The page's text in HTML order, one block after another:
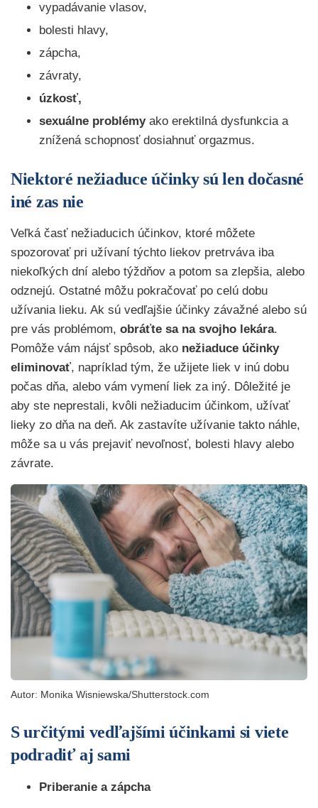
vypadávanie vlasov,
bolesti hlavy,
zápcha,
závraty,
úzkosť,
sexuálne problémyako erektilná dysfunkcia a
znížená schopnosť dosiahnuť orgazmus.
Niektoré nežiaduce účinky sú len dočasné
iné zas nie
Veľká časť nežiaducich účinkov, ktoré môžete
spozorovať pri užívaní týchto liekov pretrváva iba
niekoľkých dní alebo týždňov a potom sa zlepšia, alebo
odznejú. Ostatné môžu pokračovať po celú dobu
užívania lieku. Ak sú vedľajšie účinky závažné alebo sú
pre vás problémom, obráťte sa na svojho lekára.
Pomôže vám nájsť spôsob, ako nežiaduce účinky
eliminovať, napríklad tým, že užijete liek v inú dobu
počas dňa, alebo vám vymení liek za iný. Dôležité je
aby ste neprestali, kvôli nežiaducim účinkom, užívať
lieky zo dňa na deň. Ak zastavíte užívanie takto náhle,
môže sa u vás prejaviť nevoľnosť, bolesti hlavy alebo
závrate.
Autor: Monika Wisniewska/Shutterstock.com
S určitými vedľajšími účinkami si viete
podradiť aj sami
Priberanie a zápcha